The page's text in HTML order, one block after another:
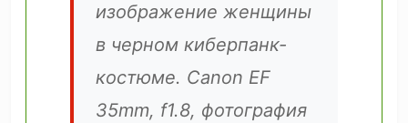
изображение женщины
в черном киберпанк-
костюме. Canon EF
35mm, f1.8, фотография